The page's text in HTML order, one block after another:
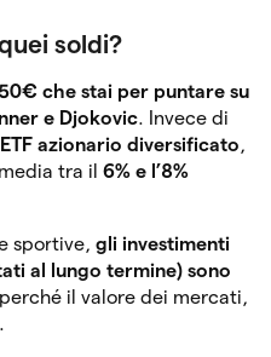
soldi?
50€ che stai per puntare su
e Djokovic. Invece di
ETF azionario diversificato,
tra il 6% e l’8%
sportive, gli investimenti
al lungo termine) sono
il valore dei mercati,